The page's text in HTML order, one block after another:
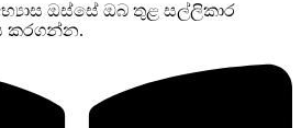
ඔස්සේ ඔබ තුළ සල්ලිකාර
කරගන්න.